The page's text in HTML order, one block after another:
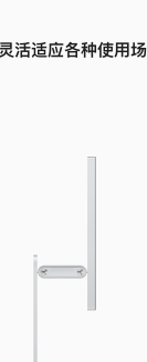
活适应各种使用场